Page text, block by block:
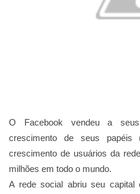
O Facebook vendeu a
crescimento de seus papéis
crescimento de usuários da
milhões em todo o mundo.
A rede social abriu seu